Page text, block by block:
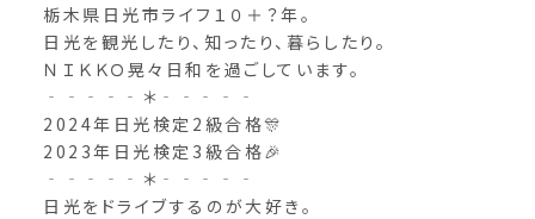
栃木県日光市ライフ１０＋？年。
日光を観光したり、知ったり、暮らしたり。
ＮＩＫＫＯ晃々日和を過ごしています。
‐‐‐‐‐＊‐‐‐‐‐
2024年日光検定2級合格🎊
2023年日光検定3級合格🎉
‐‐‐‐‐＊‐‐‐‐‐
日光をドライブするのが大好き。